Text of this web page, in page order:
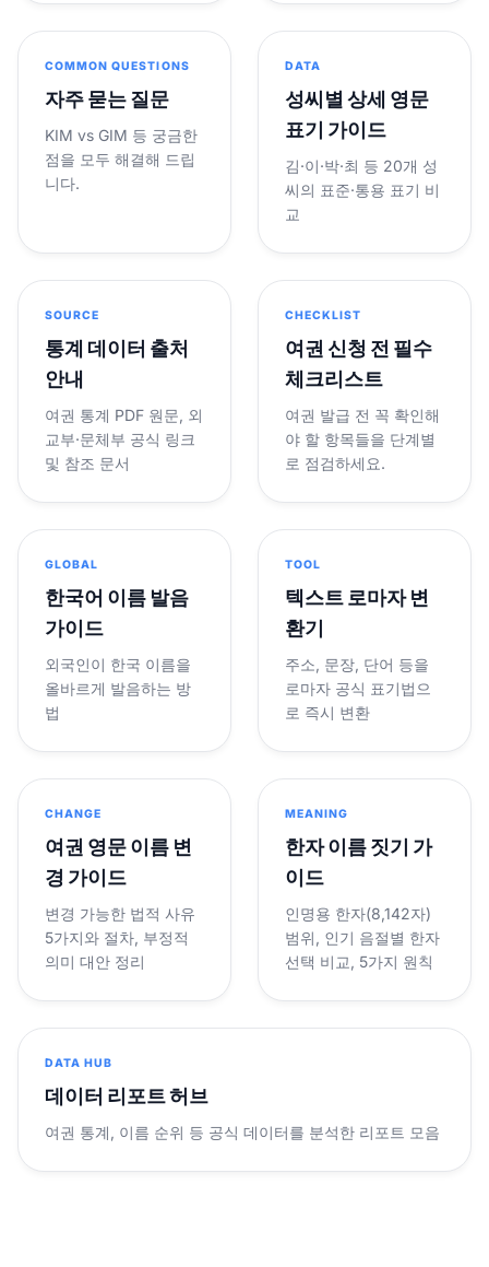
COMMON QUESTIONS
자주 묻는 질문
KIM vs GIM 등 궁금한
점을 모두 해결해 드립
니다.
DATA
성씨별 상세 영문
표기 가이드
김·이·박·최 등 20개 성
씨의 표준·통용 표기 비
교
SOURCE
통계 데이터 출처
안내
여권 통계 PDF 원문, 외
교부·문체부 공식 링크
및 참조 문서
CHECKLIST
여권 신청 전 필수
체크리스트
여권 발급 전 꼭 확인해
야 할 항목들을 단계별
로 점검하세요.
GLOBAL
한국어 이름 발음
가이드
외국인이 한국 이름을
올바르게 발음하는 방
법
TOOL
텍스트 로마자 변
환기
주소, 문장, 단어 등을
로마자 공식 표기법으
로 즉시 변환
CHANGE
여권 영문 이름 변
경 가이드
변경 가능한 법적 사유
5가지와 절차, 부정적
의미 대안 정리
MEANING
한자 이름 짓기 가
이드
인명용 한자(8,142자)
범위, 인기 음절별 한자
선택 비교, 5가지 원칙
DATA HUB
데이터 리포트 허브
여권 통계, 이름 순위 등 공식 데이터를 분석한 리포트 모음